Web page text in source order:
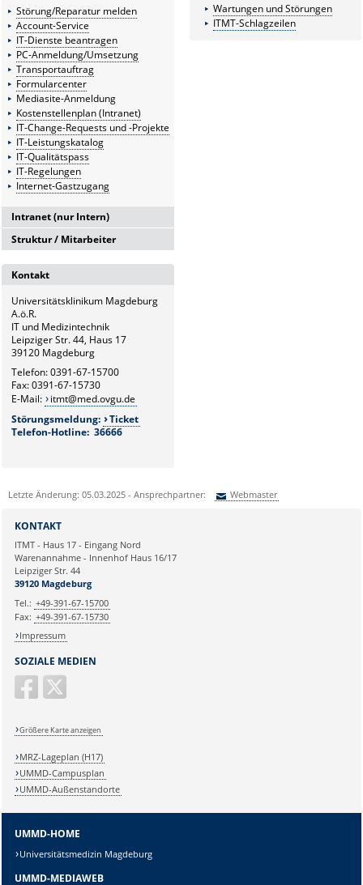
Wartungen und Störungen
ITMT-Schlagzeilen
Störung/Reparatur melden
Account-Service
IT-Dienste beantragen
PC-Anmeldung/Umsetzung
Transportauftrag
Formularcenter
Mediasite-Anmeldung
Kostenstellenplan (Intranet)
IT-Change-Requests und -Projekte
IT-Leistungskatalog
IT-Qualitätspass
IT-Regelungen
Internet-Gastzugang
Intranet (nur Intern)
Intranetserver
Struktur / Mitarbeiter
G6
G6.1
Medizintechnik
G6.2
Hardware- und Service-
Management
Netzwerk und Kommunikation
Klinische und
Applikationen
Kontakt
Universitätsklinikum Magdeburg
A.ö.R.
IT und Medizintechnik
Leipziger Str. 44, Haus 17
39120 Magdeburg
Telefon: 0391-67-15700
Fax: 0391-67-15730
E-Mail:
itmt@med.ovgu.de
Störungsmeldung:
Ticket
Telefon-Hotline: 36666
Letzte Änderung: 05.03.2025 - Ansprechpartner: Webmaster
Ihre E-Mailadresse:
Ihr Anliegen:
SOZIALE MEDIEN
KONTAKT
ITMT - Haus 17 - Eingang Nord
Warenannahme - Innenhof Haus 16/17
Leipziger Str. 44
39120 Magdeburg
Tel.: +49-391-67-15700
Fax: +49-391-67-15730
Impressum
Größere Karte anzeigen
MRZ-Lageplan (H17)
UMMD-Campusplan
UMMD-Außenstandorte
UMMD-HOME
Universitätsmedizin Magdeburg
UMMD-MEDIAWEB